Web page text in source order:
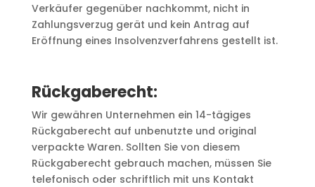
Verkäufer gegenüber nachkommt, nicht in
Zahlungsverzug gerät und kein Antrag auf
Eröffnung eines Insolvenzverfahrens gestellt ist.
Rückgaberecht:
Wir gewähren Unternehmen ein 14-tägiges
Rückgaberecht auf unbenutzte und original
verpackte Waren. Sollten Sie von diesem
Rückgaberecht gebrauch machen, müssen Sie
telefonisch oder schriftlich mit uns Kontakt